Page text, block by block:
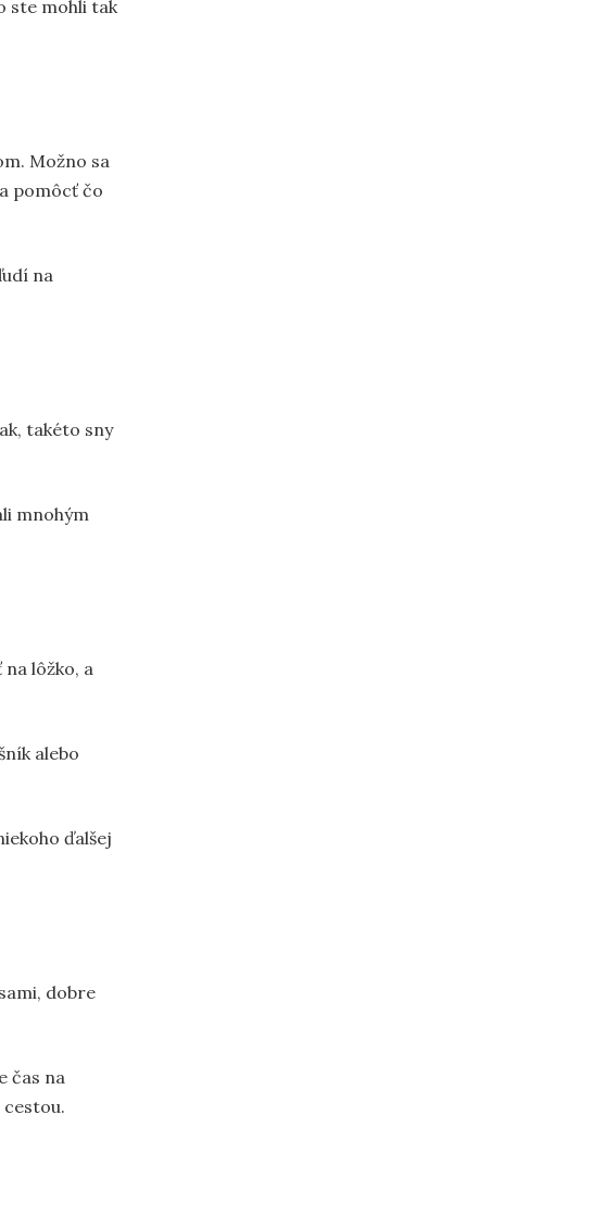
ste mohli tak
Možno sa
pomôcť čo
na
takéto sny
mnohým
lôžko, a
alebo
ďalšej
dobre
čas na